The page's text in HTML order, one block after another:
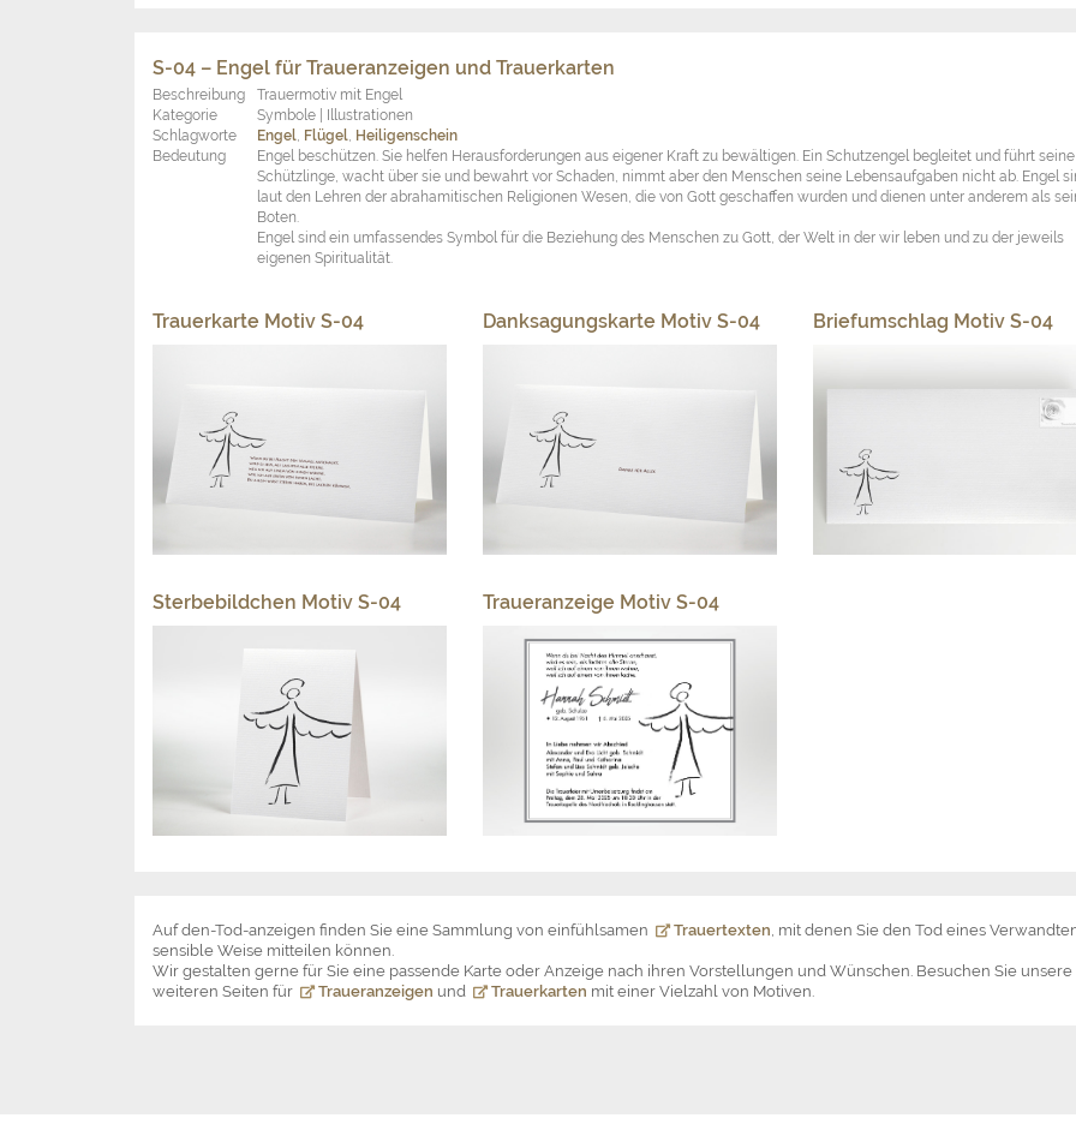
S-04 – Engel für Traueranzeigen und Trauerkarten
Beschreibung
Trauermotiv mit Engel
Kategorie
Symbole | Illustrationen
Schlagworte
Engel, Flügel, Heiligenschein
Bedeutung
Engel beschützen. Sie helfen Herausforderungen aus eigener Kraft zu bewältigen. Ein Schutzengel begleitet und führt seine
Schützlinge, wacht über sie und bewahrt vor Schaden, nimmt aber den Menschen seine Lebensaufgaben nicht ab. Engel
laut den Lehren der abrahamitischen Religionen Wesen, die von Gott geschaffen wurden und dienen unter anderem als
Boten.
Engel sind ein umfassendes Symbol für die Beziehung des Menschen zu Gott, der Welt in der wir leben und zu der jeweils
eigenen Spiritualität.
Trauerkarte Motiv S-04 Danksagungskarte Motiv S-04 Briefumschlag Motiv S-04
Sterbebildchen Motiv S-04 Traueranzeige Motiv S-04
Auf den-Tod-anzeigen finden Sie eine Sammlung von einfühlsamen Trauertexten, mit denen Sie den Tod eines
sensible Weise mitteilen können.
Wir gestalten gerne für Sie eine passende Karte oder Anzeige nach ihren Vorstellungen und Wünschen. Besuchen Sie unsere
weiteren Seiten für
Traueranzeigen und Trauerkarten mit einer Vielzahl von Motiven.